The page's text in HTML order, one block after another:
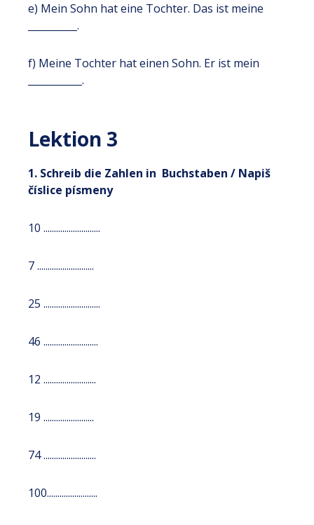
e) Mein Sohn hat eine Tochter. Das ist meine
__________.
f) Meine Tochter hat einen Sohn. Er ist mein
___________.
Lektion 3
1. Schreib die Zahlen in Buchstaben / Napiš
číslice písmeny
10 ...........................
7 ...........................
25 ...........................
46 ..........................
12 .........................
19 ........................
74 .........................
100........................